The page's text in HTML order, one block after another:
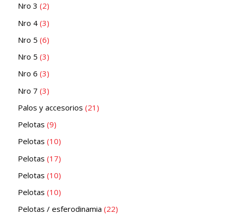
Nro 3 2
Nro 4 3
Nro 5 6
Nro 5 3
Nro 6 3
Nro 7 3
Palos y accesorios 21
Pelotas 9
Pelotas 10
Pelotas 17
Pelotas 10
Pelotas 10
Pelotas / esferodinamia 22